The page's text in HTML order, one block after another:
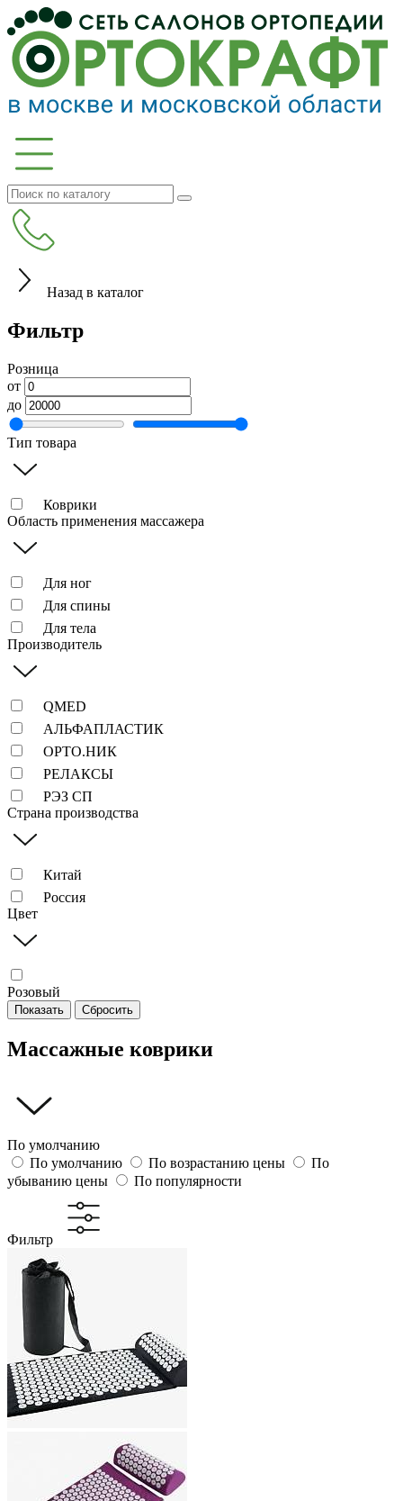
Назад в каталог
Фильтр
Розница
от
до
Тип товара
Коврики
Область применения массажера
Для ног
Для спины
Для тела
Производитель
QMED
АЛЬФАПЛАСТИК
ОРТО.НИК
РЕЛАКСЫ
РЭЗ СП
Страна производства
Китай
Россия
Цвет
Розовый
Показать Сбросить
Массажные коврики
По умолчанию
По умолчанию
По возрастанию цены
По
убыванию цены
По популярности
Фильтр